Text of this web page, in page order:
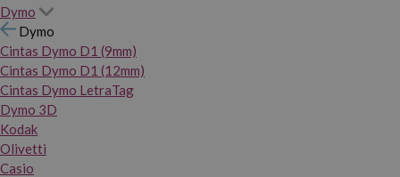
Dymo
Dymo
Cintas Dymo D1 (9mm)
Cintas Dymo D1 (12mm)
Cintas Dymo LetraTag
Dymo 3D
Kodak
Olivetti
Casio